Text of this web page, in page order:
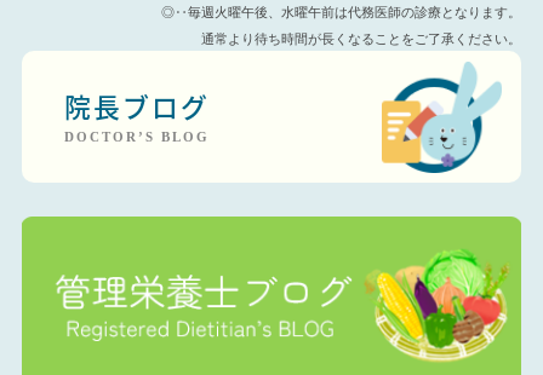
◎‥毎週火曜午後、水曜午前は代務医師の診療となります。
通常より待ち時間が長くなることをご了承ください。
院長ブログ
DOCTOR’S BLOG